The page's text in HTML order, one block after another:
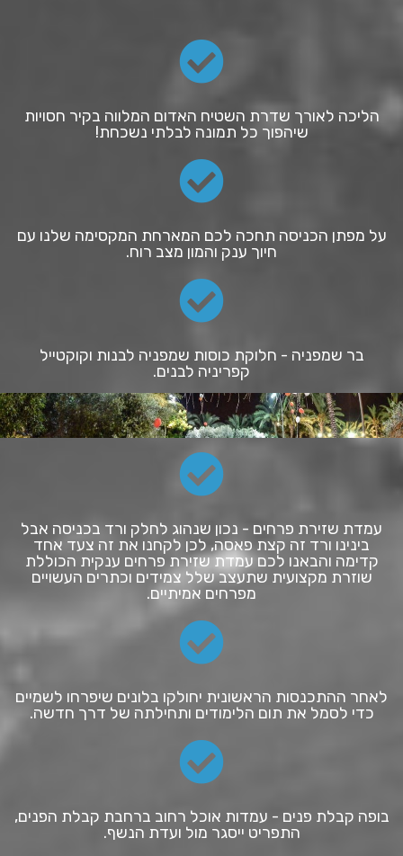
הליכה לאורך שדרת השטיח האדום המלווה בקיר חסויות
שיהפוך כל תמונה לבלתי נשכחת!
על מפתן הכניסה תחכה לכם המארחת המקסימה שלנו עם
חיוך ענק והמון מצב רוח.
בר שמפניה - חלוקת כוסות שמפניה לבנות וקוקטייל
קפריניה לבנים.
עמדת שזירת פרחים - נכון שנהוג לחלק ורד בכניסה אבל
בינינו ורד זה קצת פאסה, לכן לקחנו את זה צעד אחד
קדימה והבאנו לכם עמדת שזירת פרחים ענקית הכוללת
שוזרת מקצועית שתעצב שלל צמידים וכתרים העשויים
מפרחים אמיתיים.
לאחר ההתכנסות הראשונית יחולקו בלונים שיפרחו לשמיים
כדי לסמל את תום הלימודים ותחילתה של דרך חדשה.
בופה קבלת פנים - עמדות אוכל רחוב ברחבת קבלת הפנים,
התפריט ייסגר מול ועדת הנשף.